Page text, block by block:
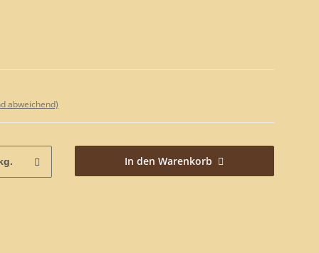
abweichend)
In den Warenkorb